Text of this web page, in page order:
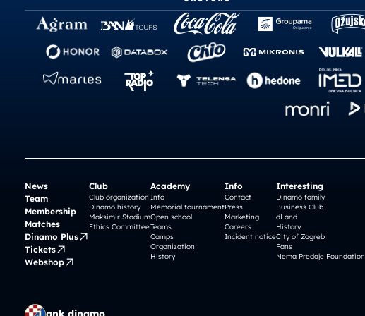
News
Team
Membership
Matches
Dinamo Plus
Tickets
Webshop
Club
Club organization
Dinamo history
Maksimir Stadium
Ethics Committee
Academy
Info
Memorial tournament
Open school
Teams
Camps
Organization
History
Info
Contact
Press
Marketing
Careers
Incident notice
Interesting
Dinamo family
Business Club
dLand
History
City of Zagreb
Fans
Nema Predaje Foundation